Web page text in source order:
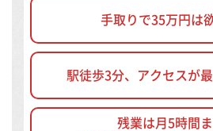
手取りで35万円は
駅徒歩3分、アクセスが
残業は月5時間ま